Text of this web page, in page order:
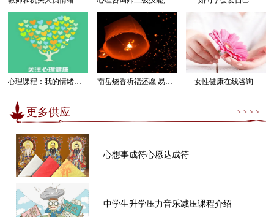
南岳烧香祈福还愿 易经卜卦算命求运 女性健康在线咨询
更多供应 > > > >
心想事成符心愿达成符
中学生升学压力音乐减压课程介绍